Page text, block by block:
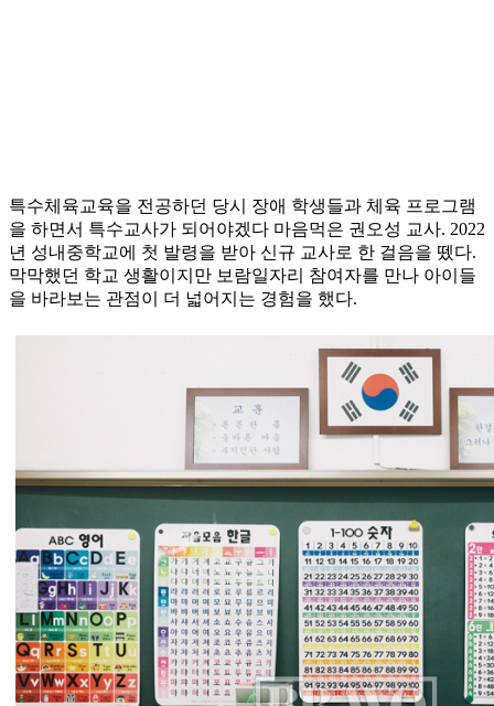
특수체육교육을 전공하던 당시 장애 학생들과 체육 프로그램
을 하면서 특수교사가 되어야겠다 마음먹은 권오성 교사. 2022
년 성내중학교에 첫 발령을 받아 신규 교사로 한 걸음을 뗐다.
막막했던 학교 생활이지만 보람일자리 참여자를 만나 아이들
을 바라보는 관점이 더 넓어지는 경험을 했다.